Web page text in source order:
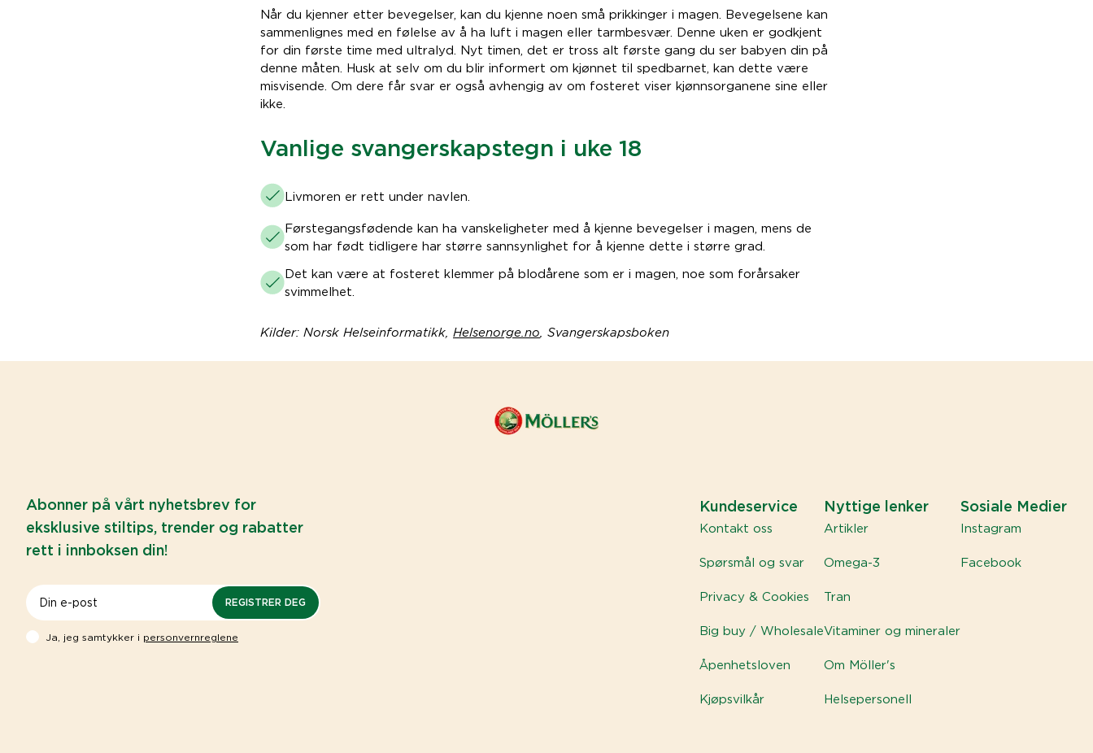
Når du kjenner etter bevegelser, kan du kjenne noen små prikkinger i magen. Bevegelsene kan
sammenlignes med en følelse av å ha luft i magen eller tarmbesvær. Denne uken er godkjent
for din første time med ultralyd. Nyt timen, det er tross alt første gang du ser babyen din på
denne måten. Husk at selv om du blir informert om kjønnet til spedbarnet, kan dette være
misvisende. Om dere får svar er også avhengig av om fosteret viser kjønnsorganene sine eller
ikke.
Vanlige svangerskapstegn i uke 18
Livmoren er rett under navlen.
Førstegangsfødende kan ha vanskeligheter med å kjenne bevegelser i magen, mens de
som har født tidligere har større sannsynlighet for å kjenne dette i større grad.
Det kan være at fosteret klemmer på blodårene som er i magen, noe som forårsaker
svimmelhet.
Kilder: Norsk Helseinformatikk, Helsenorge.no, Svangerskapsboken
Abonner på vårt nyhetsbrev for
eksklusive stiltips, trender og rabatter
rett i innboksen din!
REGISTRER DEG
Ja, jeg samtykker i personvernreglene
Kundeservice
Kontakt oss
Spørsmål og svar
Privacy & Cookies
Big buy / Wholesale
Åpenhetsloven
Kjøpsvilkår
Nyttige lenker
Artikler
Omega-3
Tran
Vitaminer og mineraler
Om Möller's
Helsepersonell
Sosiale Medier
Instagram
Facebook